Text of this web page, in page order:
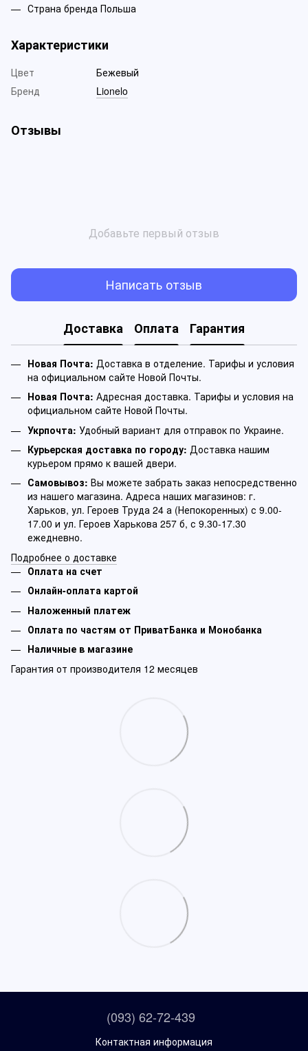
Страна бренда Польша
Характеристики
Цвет
Бежевый
Бренд
Lionelo
Отзывы
Добавьте первый отзыв
Написать отзыв
Доставка Оплата Гарантия
Новая Почта: Доставка в отделение. Тарифы и условия
на официальном сайте Новой Почты.
Новая Почта: Адресная доставка. Тарифы и условия на
официальном сайте Новой Почты.
Укрпочта: Удобный вариант для отправок по Украине.
Курьерская доставка по городу: Доставка нашим
курьером прямо к вашей двери.
Самовывоз: Вы можете забрать заказ непосредственно
из нашего магазина. Адреса наших магазинов: г.
Харьков, ул. Героев Труда 24 а (Непокоренных) с 9.00-
17.00 и ул. Героев Харькова 257 б, с 9.30-17.30
ежедневно.
Подробнее о доставке
Оплата на счет
Онлайн-оплата картой
Наложенный платеж
Оплата по частям от ПриватБанка и Монобанка
Наличные в магазине
Гарантия от производителя 12 месяцев
(093) 62-72-439
Контактная информация